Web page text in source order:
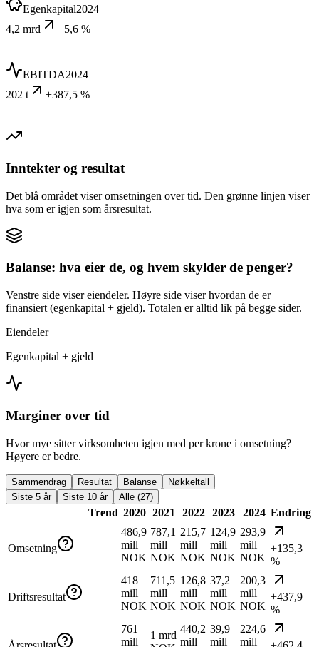
Egenkapital2024
4,2 mrd
+5,6 %
EBITDA2024
202 t
+387,5 %
Inntekter og resultat
Det blå området viser omsetningen over tid. Den grønne linjen viser
hva som er igjen som årsresultat.
Balanse: hva eier de, og hvem skylder de penger?
Venstre side viser eiendeler. Høyre side viser hvordan de er
finansiert (egenkapital + gjeld). Totalen er alltid lik på begge sider.
Eiendeler
Egenkapital + gjeld
Marginer over tid
Hvor mye sitter virksomheten igjen med per krone i omsetning?
Høyere er bedre.
Sammendrag Resultat Balanse
Nøkkeltall
Siste 5 år
Siste 10 år Alle (27)
Trend 2020 2021 2022 2023 2024 Endring
Omsetning
486,9
mill
NOK
787,1
mill
NOK
215,7
mill
NOK
124,9
mill
NOK
293,9
mill
NOK
+135,3
%
Driftsresultat
418
mill
NOK
711,5
mill
NOK
126,8
mill
NOK
37,2
mill
NOK
200,3
mill
NOK
+437,9
%
761
mill
1 mrd
440,2
mill
39,9
mill
224,6
mill